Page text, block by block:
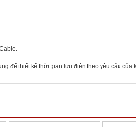
để thiết kế thời gian lưu điện theo yêu cầu của